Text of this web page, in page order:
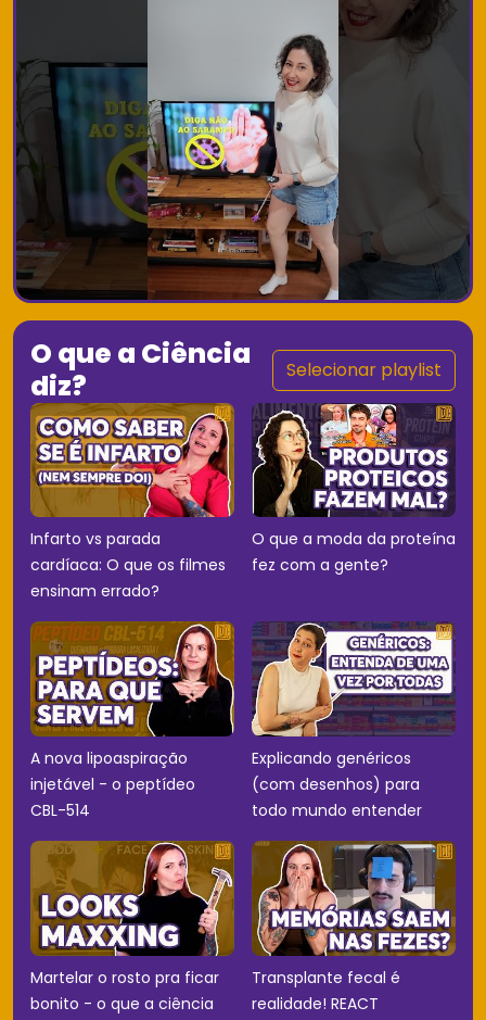
O que a Ciência
diz?
Selecionar playlist
Infarto vs parada
cardíaca: O que os filmes
ensinam errado?
O que a moda da proteína
fez com a gente?
A nova lipoaspiração
injetável - o peptídeo
CBL-514
Explicando genéricos
(com desenhos) para
todo mundo entender
Martelar o rosto pra ficar
bonito - o que a ciência
Transplante fecal é
realidade! REACT